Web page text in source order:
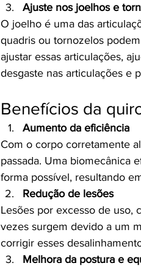
Ajuste nos joelhos e
O joelho é uma das
quadris ou tornozelos
ajustar essas articulações,
desgaste nas articulações e
Benefícios da
Aumento da eficiência
Com o corpo corretamente
passada. Uma biomecânica
forma possível, resultando
Redução de lesões
Lesões por excesso de uso,
vezes surgem devido a um
corrigir esses
Melhora da postura e